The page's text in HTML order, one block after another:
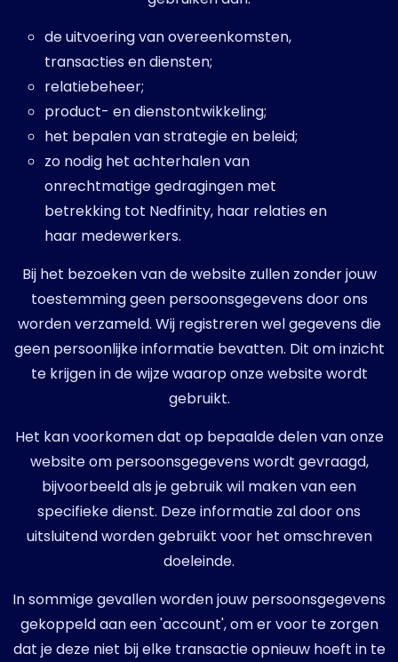
de uitvoering van overeenkomsten,
transacties en diensten;
relatiebeheer;
product- en dienstontwikkeling;
het bepalen van strategie en beleid;
zo nodig het achterhalen van
onrechtmatige gedragingen met
betrekking tot Nedfinity, haar relaties en
haar medewerkers.
Bij het bezoeken van de website zullen zonder jouw
toestemming geen persoonsgegevens door ons
worden verzameld. Wij registreren wel gegevens die
geen persoonlijke informatie bevatten. Dit om inzicht
te krijgen in de wijze waarop onze website wordt
gebruikt.
Het kan voorkomen dat op bepaalde delen van onze
website om persoonsgegevens wordt gevraagd,
bijvoorbeeld als je gebruik wil maken van een
specifieke dienst. Deze informatie zal door ons
uitsluitend worden gebruikt voor het omschreven
doeleinde.
In sommige gevallen worden jouw persoonsgegevens
gekoppeld aan een 'account', om er voor te zorgen
dat je deze niet bij elke transactie opnieuw hoeft in te